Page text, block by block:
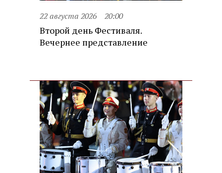
22 августа 2026 20:00
Второй день Фестиваля.
Вечернее представление